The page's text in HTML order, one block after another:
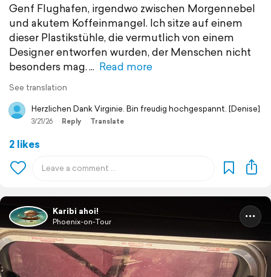
Genf Flughafen, irgendwo zwischen Morgennebel
und akutem Koffeinmangel. Ich sitze auf einem
dieser Plastikstühle, die vermutlich von einem
Designer entworfen wurden, der Menschen nicht
besonders mag.
Read more
See translation
Herzlichen Dank Virginie. Bin freudig hochgespannt. [Denise]
3/21/26 Reply Translate
2 likes
Karibi ahoi!
Phoenix-on-Tour